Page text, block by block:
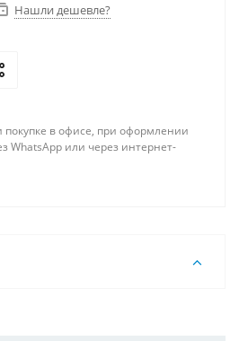
Нашли дешевле?
покупке в офисе, при оформлении
WhatsApp или через интернет-